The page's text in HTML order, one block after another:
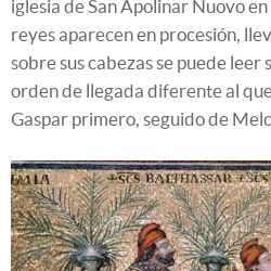
iglesia de San Apolinar Nuovo
reyes aparecen en procesión,
sobre sus cabezas se puede leer
orden de llegada diferente al
Gaspar primero, seguido de